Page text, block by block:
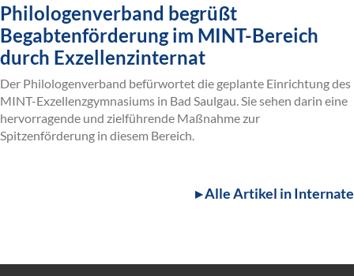
Philologenverband begrüßt
Begabtenförderung im MINT-Bereich
durch Exzellenzinternat
Der Philologenverband befürwortet die geplante Einrichtung des
MINT-Exzellenzgymnasiums in Bad Saulgau. Sie sehen darin eine
hervorragende und zielführende Maßnahme zur
Spitzenförderung in diesem Bereich.
▸ Alle Artikel in Internate